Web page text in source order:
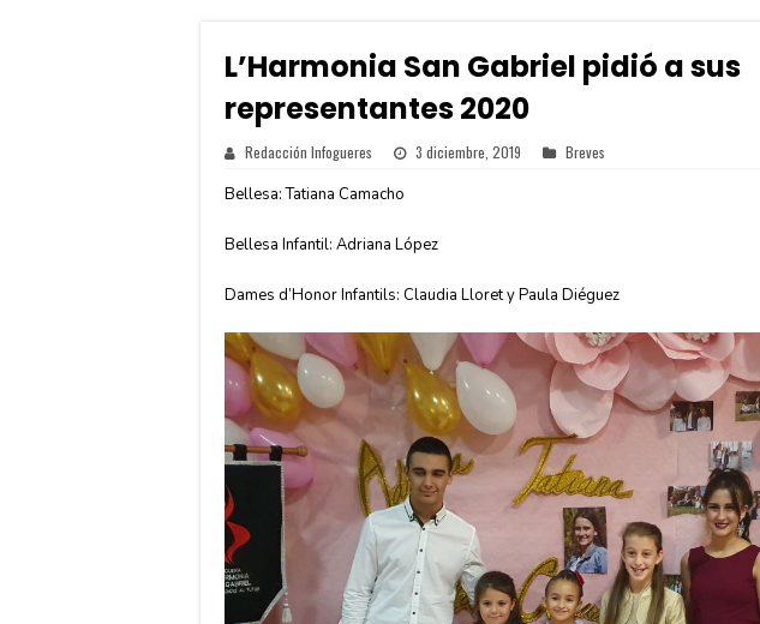
L’Harmonia San Gabriel pidió a sus
representantes 2020
Redacción Infogueres 3 diciembre, 2019 Breves
Bellesa: Tatiana Camacho
Bellesa Infantil: Adriana López
Dames d’Honor Infantils: Claudia Lloret y Paula Diéguez